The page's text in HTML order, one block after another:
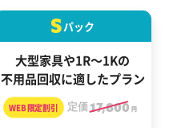
Sパック
大型家具や1R～1Kの
不用品回収に適したプラン
定価17,800 円